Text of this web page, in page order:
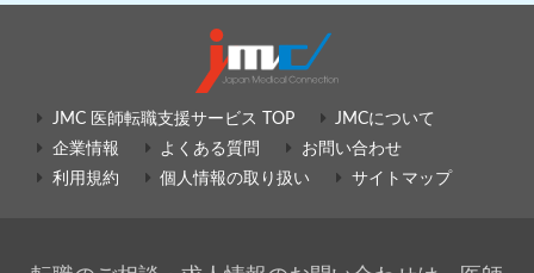
JMC 医師転職支援サービス TOP
JMCについて
企業情報
よくある質問
お問い合わせ
利用規約
個人情報の取り扱い サイトマップ